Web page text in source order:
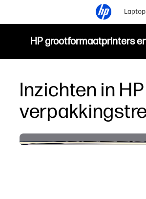
HP grootformaatprinters
Inzichten in